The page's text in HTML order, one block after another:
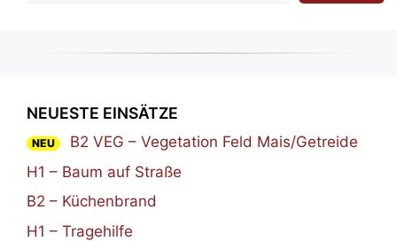
NEUESTE EINSÄTZE
NEU
B2 VEG – Vegetation Feld Mais/Getreide
H1 – Baum auf Straße
B2 – Küchenbrand
H1 – Tragehilfe